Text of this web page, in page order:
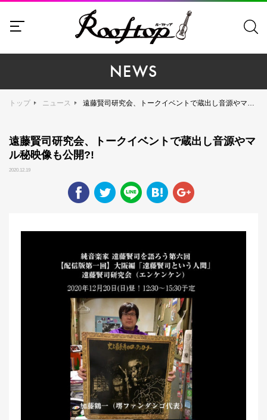
NEWS
トップ ニュース 遠藤賢司研究会、トークイベントで蔵出し音源やマル秘映像も公開?!
遠藤賢司研究会、トークイベントで蔵出し音源やマ
ル秘映像も公開?!
2020.12.19